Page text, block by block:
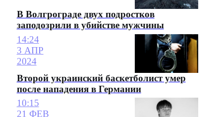
В Волгрограде двух подростков
заподозрили в убийстве мужчины
14:24
3 АПР
2024
Второй украинский баскетболист умер
после нападения в Германии
10:15
21 ФЕВ